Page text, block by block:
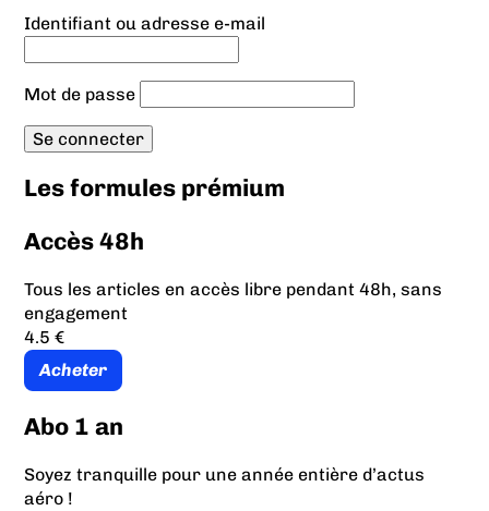
Identifiant ou adresse e-mail
Mot de passe
Les formules prémium
Accès 48h
Tous les articles en accès libre pendant 48h, sans
engagement
4.5 €
Acheter
Abo 1 an
Soyez tranquille pour une année entière d’actus
aéro !